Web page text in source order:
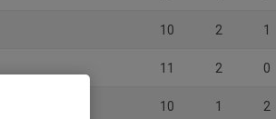
10 2 1
11 2 0
10 1 2